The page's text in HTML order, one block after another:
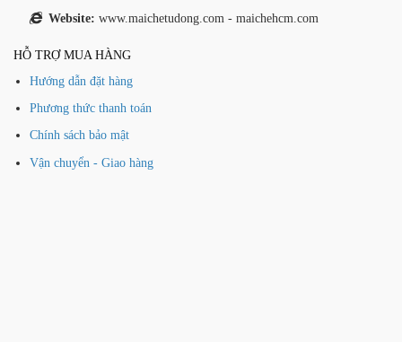
Website: www.maichetudong.com - maichehcm.com
HỖ TRỢ MUA HÀNG
Hướng dẫn đặt hàng
Phương thức thanh toán
Chính sách bảo mật
Vận chuyển - Giao hàng